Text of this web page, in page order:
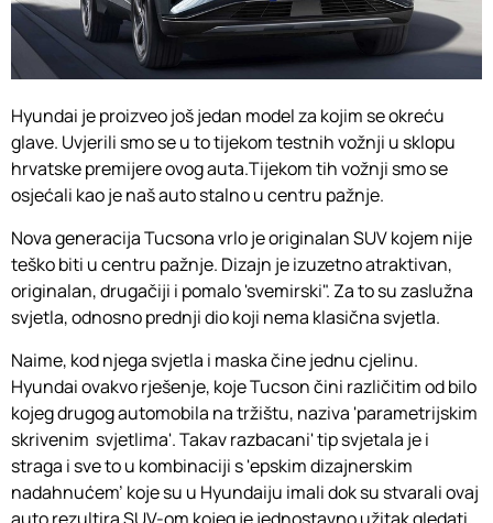
Hyundai je proizveo još jedan model za kojim se okreću
glave. Uvjerili smo se u to tijekom testnih vožnji u sklopu
hrvatske premijere ovog auta.Tijekom tih vožnji smo se
osjećali kao je naš auto stalno u centru pažnje.
Nova generacija Tucsona vrlo je originalan SUV kojem nije
teško biti u centru pažnje. Dizajn je izuzetno atraktivan,
originalan, drugačiji i pomalo 'svemirski". Za to su zaslužna
svjetla, odnosno prednji dio koji nema klasična svjetla.
Naime, kod njega svjetla i maska čine jednu cjelinu.
Hyundai ovakvo rješenje, koje Tucson čini različitim od bilo
kojeg drugog automobila na tržištu, naziva 'parametrijskim
skrivenim svjetlima'. Takav razbacani' tip svjetala je i
straga i sve to u kombinaciji s 'epskim dizajnerskim
nadahnućem' koje su u Hyundaiju imali dok su stvarali ovaj